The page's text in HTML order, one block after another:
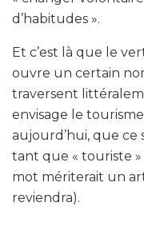
d’habitudes ».
Et c’est là que le
ouvre un certain
traversent
envisage le
aujourd’hui, que ce
tant que « touriste
mot mériterait un
reviendra).